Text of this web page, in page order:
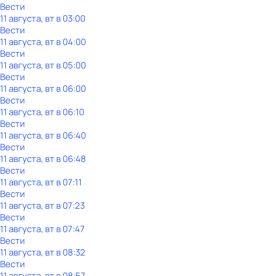
Вести
11 августа, вт в 03:00
Вести
11 августа, вт в 04:00
Вести
11 августа, вт в 05:00
Вести
11 августа, вт в 06:00
Вести
11 августа, вт в 06:10
Вести
11 августа, вт в 06:40
Вести
11 августа, вт в 06:48
Вести
11 августа, вт в 07:11
Вести
11 августа, вт в 07:23
Вести
11 августа, вт в 07:47
Вести
11 августа, вт в 08:32
Вести